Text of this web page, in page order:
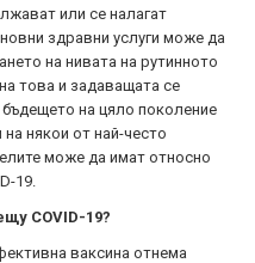
или се налагат
здравни услуги може да
на нивата на рутинното
това и задаващата се
на цяло поколение
някои от най-често
може да имат относно
19.
COVID-19?
ваксина отнема